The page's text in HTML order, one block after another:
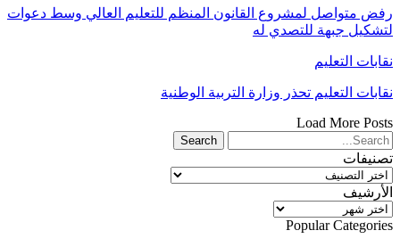
رفض متواصل لمشروع القانون المنظم للتعليم العالي وسط دعوات
لتشكيل جبهة للتصدي له
نقابات التعليم
نقابات التعليم تحذر وزارة التربية الوطنية
Load More Posts
تصنيفات
تصنيفات
الأرشيف
الأرشيف
Popular Categories